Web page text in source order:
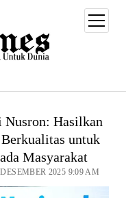
open
menu
Nusron: Hasilkan
untuk
Masyarakat
2025 9:09 AM